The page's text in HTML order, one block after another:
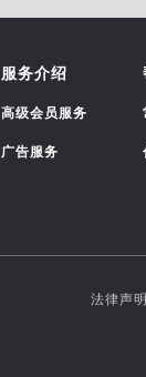
服务介绍
高级会员服务
广告服务
法律声